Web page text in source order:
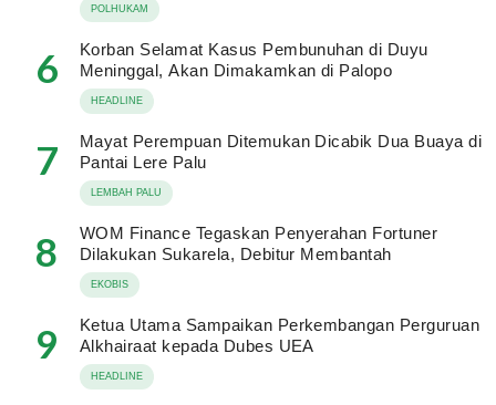
POLHUKAM
6
Korban Selamat Kasus Pembunuhan di Duyu
Meninggal, Akan Dimakamkan di Palopo
HEADLINE
7
Mayat Perempuan Ditemukan Dicabik Dua Buaya di
Pantai Lere Palu
LEMBAH PALU
8
WOM Finance Tegaskan Penyerahan Fortuner
Dilakukan Sukarela, Debitur Membantah
EKOBIS
9
Ketua Utama Sampaikan Perkembangan Perguruan
Alkhairaat kepada Dubes UEA
HEADLINE